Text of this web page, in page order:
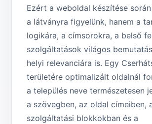
Ezért a weboldal készítése
a látványra figyelünk, hanem a
logikára, a címsorokra, a belső
szolgáltatások világos
helyi relevanciára is. Egy
területére optimalizált oldalnál
a település neve természetesen
a szövegben, az oldal címeiben,
szolgáltatási blokkokban és a